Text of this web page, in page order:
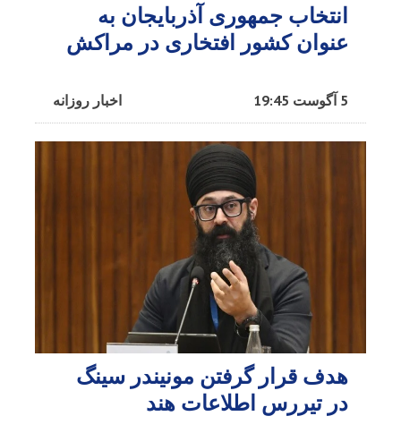
انتخاب جمهوری آذربایجان به
عنوان کشور افتخاری در مراکش​
اخبار روزانه 5 آگوست 19:45
هدف قرار گرفتن مونیندر سینگ
در تیررس اطلاعات هند